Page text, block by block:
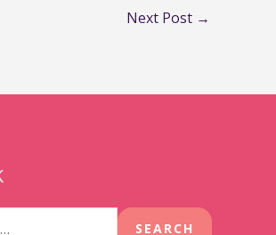
Next Post →
SEARCH